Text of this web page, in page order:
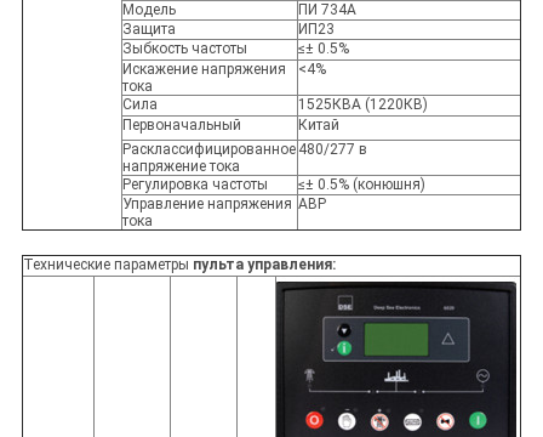
Модель
ПИ 734А
Защита
ИП23
Зыбкость частоты
≤± 0.5%
Искажение напряжения
тока
<4%
Сила
1525КВА (1220КВ)
Первоначальный
Китай
Расклассифицированное
напряжение тока
480/277 в
Регулировка частоты
≤± 0.5% (конюшня)
Управление напряжения
тока
АВР
Технические параметры пульта управления: